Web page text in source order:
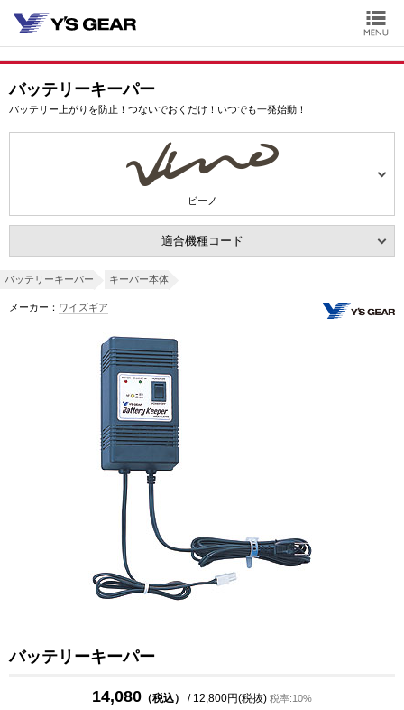
バッテリーキーパー
バッテリー上がりを防止！つないでおくだけ！いつでも一発始動！
ビーノ
適合機種コード
バッテリーキーパー キーパー本体
メーカー： ワイズギア
バッテリーキーパー
14,080 （税込） / 12,800円(税抜) 税率:10%